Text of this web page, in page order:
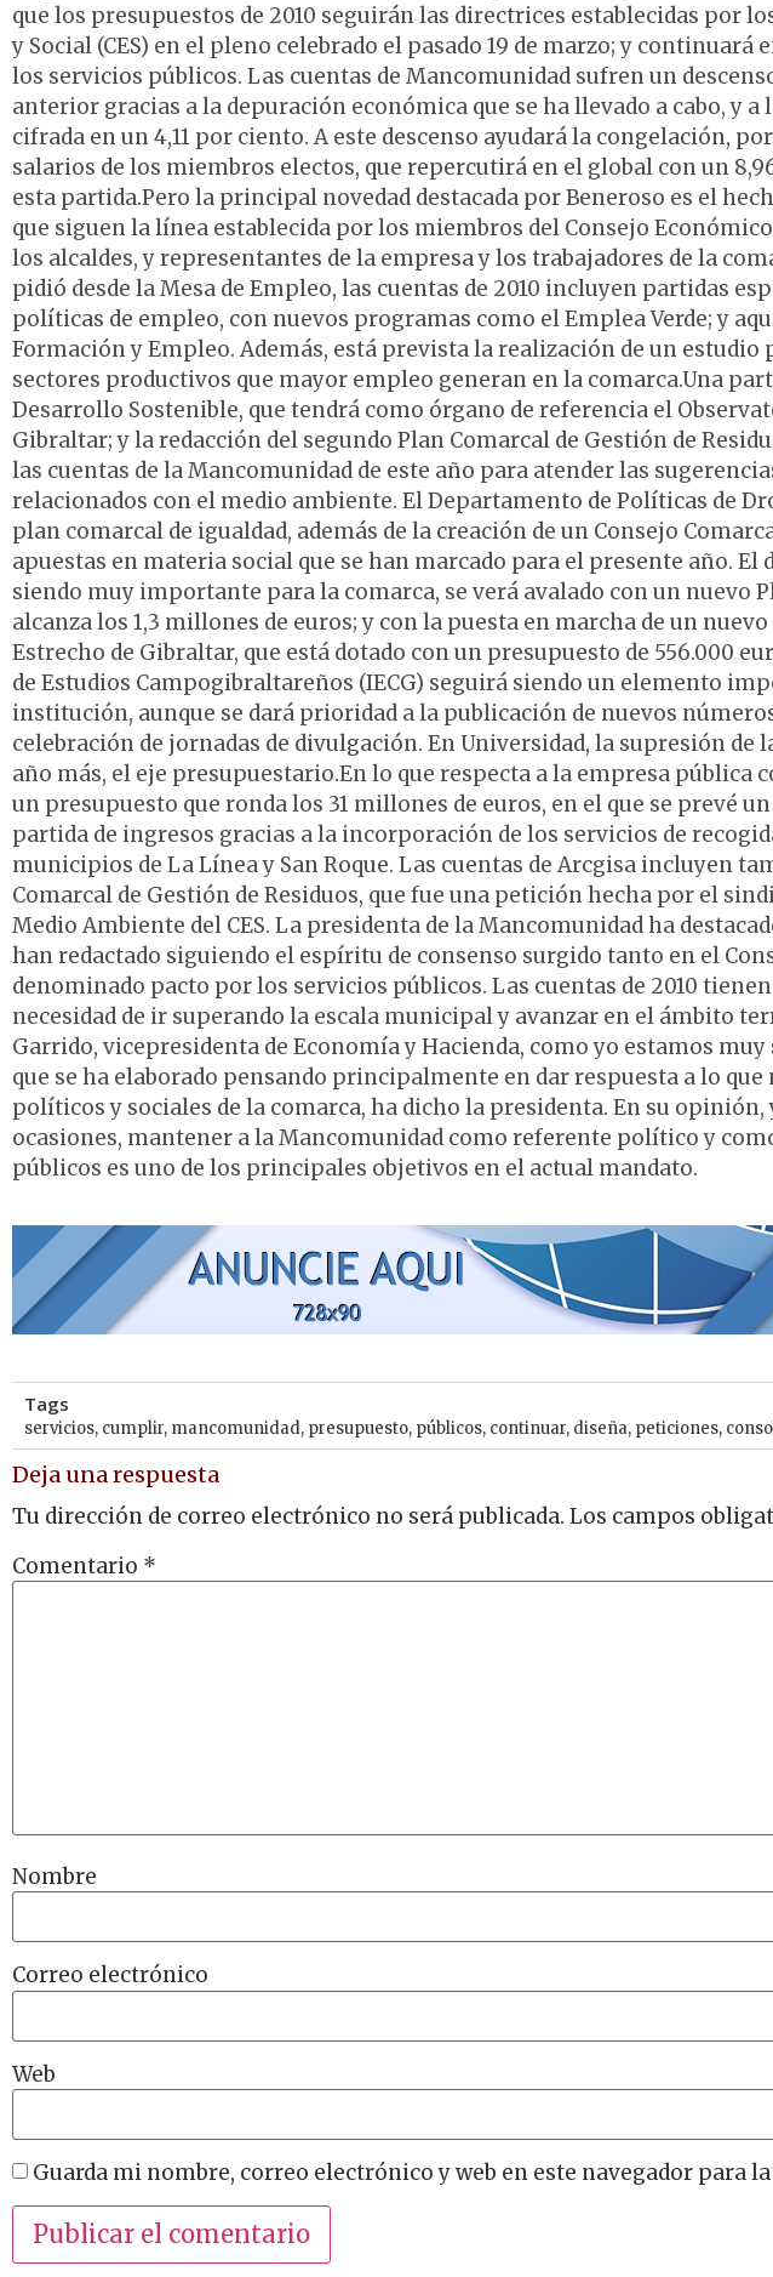
que los presupuestos de 2010 seguirán las directrices establecidas por
y Social (CES) en el pleno celebrado el pasado 19 de marzo; y
los servicios públicos. Las cuentas de Mancomunidad sufren un
anterior gracias a la depuración económica que se ha llevado a cabo, y a
cifrada en un 4,11 por ciento. A este descenso ayudará la congelación,
salarios de los miembros electos, que repercutirá en el global con un
esta partida.Pero la principal novedad destacada por Beneroso es el
que siguen la línea establecida por los miembros del Consejo
los alcaldes, y representantes de la empresa y los trabajadores de la
pidió desde la Mesa de Empleo, las cuentas de 2010 incluyen partidas
políticas de empleo, con nuevos programas como el Emplea Verde; y
Formación y Empleo. Además, está prevista la realización de un estudio
sectores productivos que mayor empleo generan en la comarca.Una
Desarrollo Sostenible, que tendrá como órgano de referencia el
Gibraltar; y la redacción del segundo Plan Comarcal de Gestión de
las cuentas de la Mancomunidad de este año para atender las
relacionados con el medio ambiente. El Departamento de Políticas de
plan comarcal de igualdad, además de la creación de un Consejo
apuestas en materia social que se han marcado para el presente año.
siendo muy importante para la comarca, se verá avalado con un nuevo
alcanza los 1,3 millones de euros; y con la puesta en marcha de un
Estrecho de Gibraltar, que está dotado con un presupuesto de 556.000
de Estudios Campogibraltareños (IECG) seguirá siendo un elemento
institución, aunque se dará prioridad a la publicación de nuevos
celebración de jornadas de divulgación. En Universidad, la supresión de
año más, el eje presupuestario.En lo que respecta a la empresa pública
un presupuesto que ronda los 31 millones de euros, en el que se prevé
partida de ingresos gracias a la incorporación de los servicios de
municipios de La Línea y San Roque. Las cuentas de Arcgisa incluyen
Comarcal de Gestión de Residuos, que fue una petición hecha por el
Medio Ambiente del CES. La presidenta de la Mancomunidad ha
han redactado siguiendo el espíritu de consenso surgido tanto en el
denominado pacto por los servicios públicos. Las cuentas de 2010
necesidad de ir superando la escala municipal y avanzar en el ámbito
Garrido, vicepresidenta de Economía y Hacienda, como yo estamos
que se ha elaborado pensando principalmente en dar respuesta a lo
políticos y sociales de la comarca, ha dicho la presidenta. En su
ocasiones, mantener a la Mancomunidad como referente político y
públicos es uno de los principales objetivos en el actual mandato.
Tags
servicios, cumplir, mancomunidad, presupuesto, públicos, continuar, diseña, peticiones,
Deja una respuesta
Tu dirección de correo electrónico no será publicada. Los campos
Comentario *
Nombre
Correo electrónico
Web
Guarda mi nombre, correo electrónico y web en este navegador para